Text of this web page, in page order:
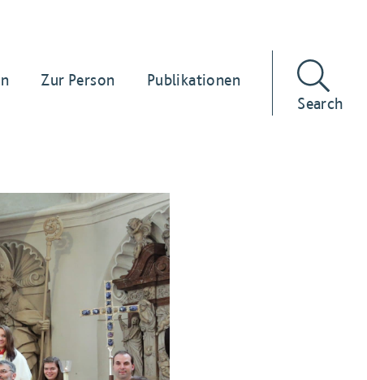
Zur Person
Publikationen
Search